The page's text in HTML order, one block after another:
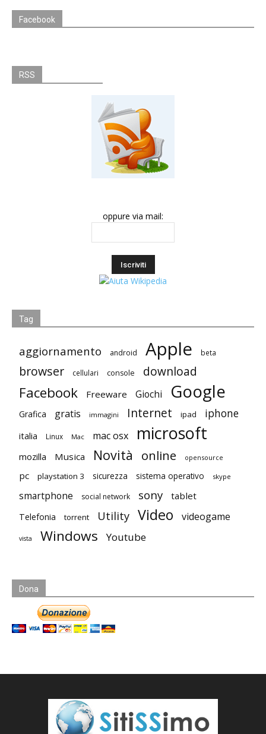
Facebook
RSS
oppure via mail:
Tag
aggiornamento android Apple beta
browser cellulari console download
Facebook Freeware Giochi Google
Grafica gratis immagini Internet ipad iphone
italia Linux Mac mac osx microsoft
mozilla Musica Novità online opensource
pc playstation 3 sicurezza sistema operativo skype
smartphone social network sony tablet
Telefonia torrent Utility Video videogame
vista Windows Youtube
Dona